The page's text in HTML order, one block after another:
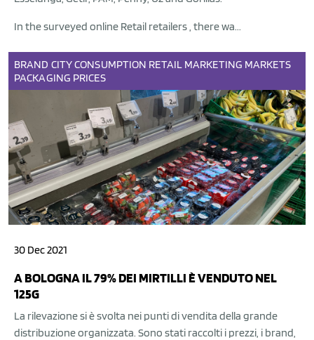
In the surveyed online Retail retailers , there wa...
BRAND CITYCONSUMPTION RETAIL MARKETING MARKETS
PACKAGING PRICES
30 Dec 2021
A BOLOGNA IL 79% DEI MIRTILLI È VENDUTO NEL
125G
La rilevazione si è svolta nei punti di vendita della grande
distribuzione organizzata. Sono stati raccolti i prezzi, i brand,